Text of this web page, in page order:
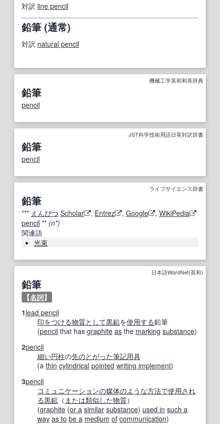
対訳 line pencil
鉛筆 (通常)
対訳 natural pencil
機械工学英和和英辞典
鉛筆
pencil
JST科学技術用語日英対訳辞書
鉛筆
pencil
ライフサイエンス辞書
鉛筆
*** えんぴつ Scholar , Entrez , Google , WikiPedia
pencil ** (n*)
関連語
光束
日本語WordNet(英和)
鉛筆
【名詞】
1lead pencil
印をつける物質として黒鉛を使用する鉛筆
(pencil that has graphite as the marking substance)
2pencil
細い円柱の先のとがった筆記用具
(a thin cylindrical pointed writing implement)
3pencil
コミュニケーションの媒体のような方法で使用され
る黒鉛 （ または類似した物質）
(graphite (or a similar substance) used in such a
way as to be a medium of communication)